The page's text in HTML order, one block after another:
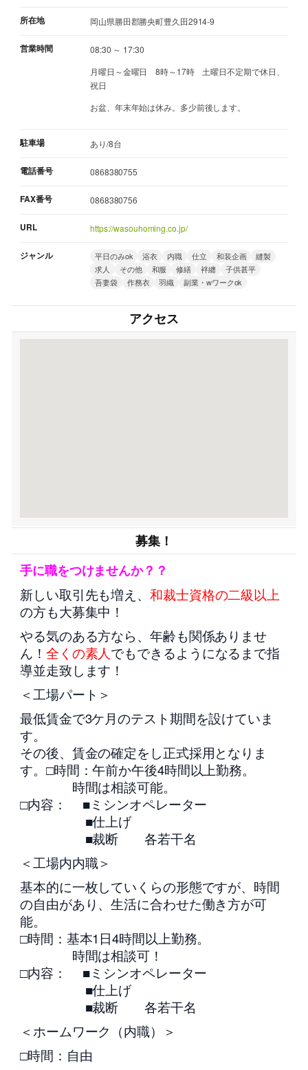
所在地 岡山県勝田郡勝央町豊久田2914-9
営業時間
08:30 ～ 17:30
月曜日～金曜日 8時～17時 土曜日不定期で休日、
祝日
お盆、年末年始は休み。多少前後します。
駐車場 あり/8台
電話番号 0868380755
FAX番号 0868380756
URL https://wasouhoming.co.jp/
ジャンル 平日のみok 浴衣 内職 仕立 和装企画
縫製
求人
その他 和服 修繕 袢纏
子供甚平
吾妻袋
作務衣 羽織 副業・wワークok
アクセス
募集！
手に職をつけませんか？？
新しい取引先も増え、 和裁士資格の二級以上
の方も大募集中！
やる気のある方なら、年齢も関係ありませ
ん！ 全くの素人でもできるようになるまで指
導並走致します！
＜工場パート＞
最低賃金で3ケ月のテスト期間を設けていま
す。
その後、賃金の確定をし正式採用となりま
す。□時間：午前か午後4時間以上勤務。
時間は相談可能。
□内容： ■ミシンオペレーター
■仕上げ
■裁断 各若干名
＜工場内内職＞
基本的に一枚していくらの形態ですが、時間
の自由があり、生活に合わせた働き方が可
能。
□時間：基本1日4時間以上勤務。
時間は相談可！
□内容： ■ミシンオペレーター
■仕上げ
■裁断 各若干名
＜ホームワーク（内職）＞
□時間：自由